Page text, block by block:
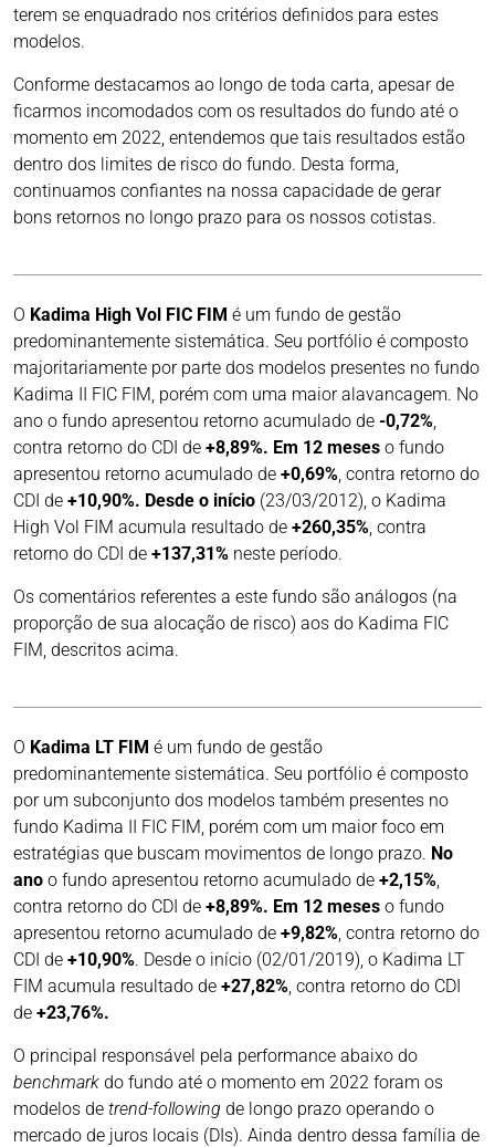
terem se enquadrado nos critérios definidos para estes
modelos.
Conforme destacamos ao longo de toda carta, apesar de
ficarmos incomodados com os resultados do fundo até o
momento em 2022, entendemos que tais resultados estão
dentro dos limites de risco do fundo. Desta forma,
continuamos confiantes na nossa capacidade de gerar
bons retornos no longo prazo para os nossos cotistas.
O Kadima High Vol FIC FIM é um fundo de gestão
predominantemente sistemática. Seu portfólio é composto
majoritariamente por parte dos modelos presentes no fundo
Kadima II FIC FIM, porém com uma maior alavancagem. No
ano o fundo apresentou retorno acumulado de -0,72%,
contra retorno do CDI de +8,89%. Em 12 meses o fundo
apresentou retorno acumulado de +0,69%, contra retorno do
CDI de +10,90%. Desde o início (23/03/2012), o Kadima
High Vol FIM acumula resultado de +260,35%, contra
retorno do CDI de +137,31% neste período.
Os comentários referentes a este fundo são análogos (na
proporção de sua alocação de risco) aos do Kadima FIC
FIM, descritos acima.
O Kadima LT FIM é um fundo de gestão
predominantemente sistemática. Seu portfólio é composto
por um subconjunto dos modelos também presentes no
fundo Kadima II FIC FIM, porém com um maior foco em
estratégias que buscam movimentos de longo prazo. No
ano o fundo apresentou retorno acumulado de +2,15%,
contra retorno do CDI de +8,89%. Em 12 meses o fundo
apresentou retorno acumulado de +9,82%, contra retorno do
CDI de +10,90%. Desde o início (02/01/2019), o Kadima LT
FIM acumula resultado de +27,82%, contra retorno do CDI
de +23,76%.
O principal responsável pela performance abaixo do
benchmark do fundo até o momento em 2022 foram os
modelos de trend-following de longo prazo operando o
mercado de juros locais (DIs). Ainda dentro dessa família de